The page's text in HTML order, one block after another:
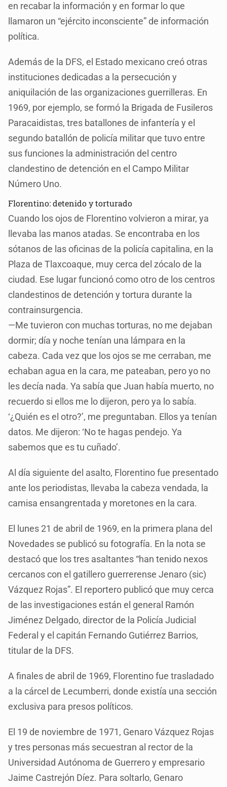
en recabar la información y en formar lo que
llamaron un “ejército inconsciente” de información
política.
Además de la DFS, el Estado mexicano creó otras
instituciones dedicadas a la persecución y
aniquilación de las organizaciones guerrilleras. En
1969, por ejemplo, se formó la Brigada de Fusileros
Paracaidistas, tres batallones de infantería y el
segundo batallón de policía militar que tuvo entre
sus funciones la administración del centro
clandestino de detención en el Campo Militar
Número Uno.
Florentino: detenido y torturado
Cuando los ojos de Florentino volvieron a mirar, ya
llevaba las manos atadas. Se encontraba en los
sótanos de las oficinas de la policía capitalina, en la
Plaza de Tlaxcoaque, muy cerca del zócalo de la
ciudad. Ese lugar funcionó como otro de los centros
clandestinos de detención y tortura durante la
contrainsurgencia.
—Me tuvieron con muchas torturas, no me dejaban
dormir; día y noche tenían una lámpara en la
cabeza. Cada vez que los ojos se me cerraban, me
echaban agua en la cara, me pateaban, pero yo no
les decía nada. Ya sabía que Juan había muerto, no
recuerdo si ellos me lo dijeron, pero ya lo sabía.
‘¿Quién es el otro?’, me preguntaban. Ellos ya tenían
datos. Me dijeron: ‘No te hagas pendejo. Ya
sabemos que es tu cuñado’.
Al día siguiente del asalto, Florentino fue presentado
ante los periodistas, llevaba la cabeza vendada, la
camisa ensangrentada y moretones en la cara.
El lunes 21 de abril de 1969, en la primera plana del
Novedades se publicó su fotografía. En la nota se
destacó que los tres asaltantes “han tenido nexos
cercanos con el gatillero guerrerense Jenaro (sic)
Vázquez Rojas”. El reportero publicó que muy cerca
de las investigaciones están el general Ramón
Jiménez Delgado, director de la Policía Judicial
Federal y el capitán Fernando Gutiérrez Barrios,
titular de la DFS.
A finales de abril de 1969, Florentino fue trasladado
a la cárcel de Lecumberri, donde existía una sección
exclusiva para presos políticos.
El 19 de noviembre de 1971, Genaro Vázquez Rojas
y tres personas más secuestran al rector de la
Universidad Autónoma de Guerrero y empresario
Jaime Castrejón Díez. Para soltarlo, Genaro